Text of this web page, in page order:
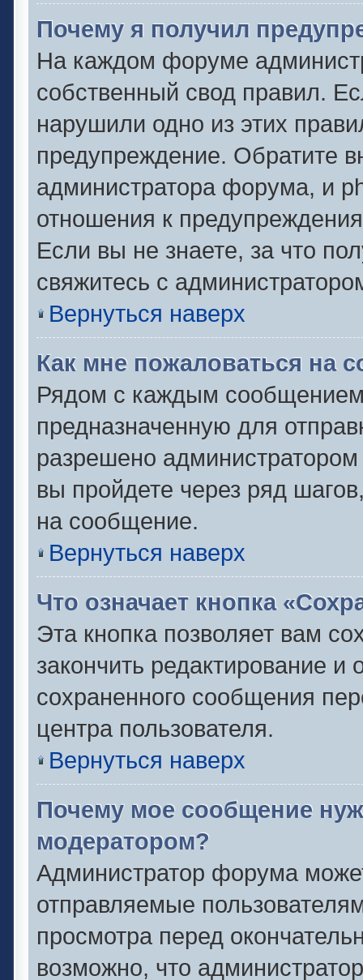
Почему я получил
На каждом форуме
собственный свод правил.
нарушили одно из этих
предупреждение. Обратите
администратора форума, и
отношения к
Если вы не знаете, за что
свяжитесь с
Вернуться наверх
Как мне пожаловаться на
Рядом с каждым сообщением
предназначенную для
разрешено
вы пройдете через ряд
на сообщение.
Вернуться наверх
Что означает кнопка
Эта кнопка позволяет вам
закончить редактирование и
сохраненного сообщения
центра пользователя.
Вернуться наверх
Почему мое сообщение
модератором?
Администратор форума
отправляемые
просмотра перед
возможно, что